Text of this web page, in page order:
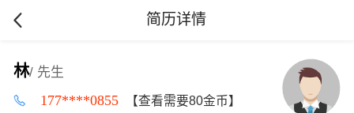
简历详情
林/ 先生
177****0855 【查看需要80金币】